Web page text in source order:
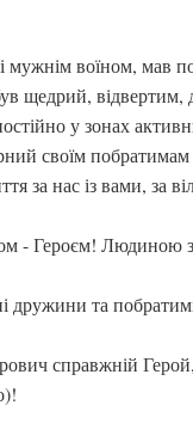
воїном, мав
щедрий,
у зонах
своїм побратимам
за нас із вами, за
- Героєм! Людиною з
дружини та
справжній